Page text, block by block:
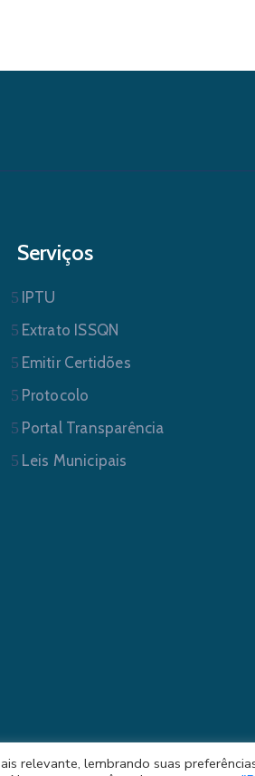
Serviços
IPTU
Extrato ISSQN
Emitir Certidões
Protocolo
Portal Transparência
Leis Municipais
Municipal de Sapucaia do Sul/RS .
relevante, lembrando suas